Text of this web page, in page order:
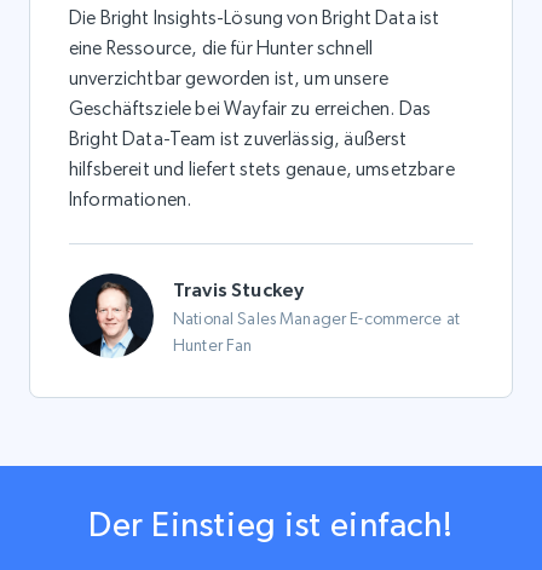
Die Bright Insights-Lösung von Bright Data ist
eine Ressource, die für Hunter schnell
unverzichtbar geworden ist, um unsere
Geschäftsziele bei Wayfair zu erreichen. Das
Bright Data-Team ist zuverlässig, äußerst
hilfsbereit und liefert stets genaue, umsetzbare
Informationen.
Travis Stuckey
National Sales Manager E-commerce at
Hunter Fan
Der Einstieg ist einfach!